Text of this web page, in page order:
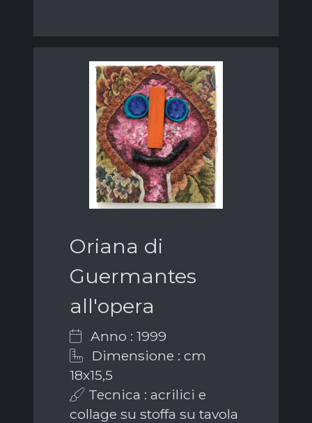
Oriana di
Guermantes
all'opera
Anno : 1999
Dimensione : cm
18x15,5
Tecnica : acrilici e
collage su stoffa su tavola